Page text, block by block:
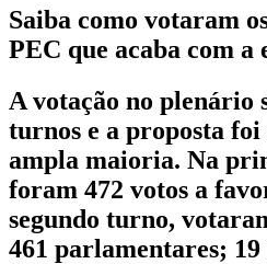
Saiba como votaram
PEC que acaba com a
A votação no plenário
turnos e a proposta
ampla maioria. Na
foram 472 votos a
segundo turno,
461 parlamentares;